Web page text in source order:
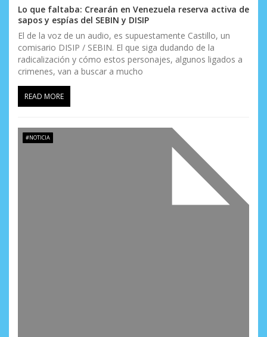
n
t
r
a
d
s
Lo que faltaba: Crearán en Venezuela reserva activa de
sapos y espías del SEBIN y DISIP
El de la voz de un audio, es supuestamente Castillo, un
comisario DISIP / SEBIN. El que siga dudando de la
radicalización y cómo estos personajes, algunos ligados a
crimenes, van a buscar a mucho
READ MORE
#NOTICIA